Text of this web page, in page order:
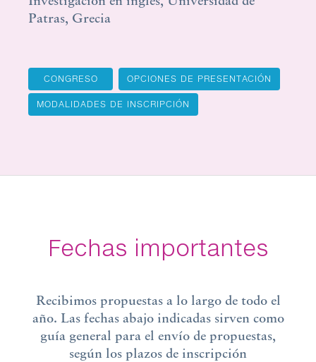
Patras, Grecia
CONGRESO OPCIONES DE PRESENTACIÓN
MODALIDADES DE INSCRIPCIÓN
Fechas importantes
Recibimos propuestas a lo largo de todo el
año. Las fechas abajo indicadas sirven como
guía general para el envío de propuestas,
según los plazos de inscripción